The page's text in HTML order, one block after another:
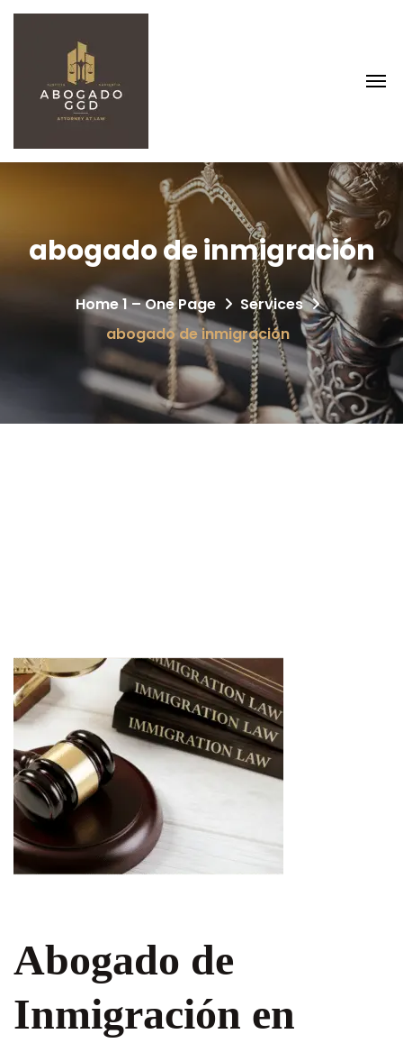
abogado de inmigración
Home 1 – One Page
Services
abogado de inmigración
Abogado de
Inmigración en